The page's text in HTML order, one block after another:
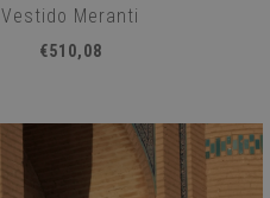
Vestido Meranti
€510,08